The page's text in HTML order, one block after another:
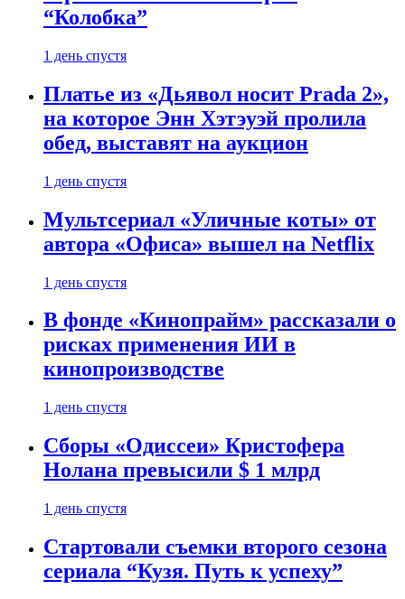
“Колобка”
1 день спустя
Платье из «Дьявол носит Prada 2»,
на которое Энн Хэтэуэй пролила
обед, выставят на аукцион
1 день спустя
Мультсериал «Уличные коты» от
автора «Офиса» вышел на Netflix
1 день спустя
В фонде «Кинопрайм» рассказали о
рисках применения ИИ в
кинопроизводстве
1 день спустя
Сборы «Одиссеи» Кристофера
Нолана превысили $ 1 млрд
1 день спустя
Стартовали съемки второго сезона
сериала “Кузя. Путь к успеху”